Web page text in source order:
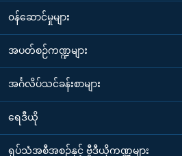
၀န်ဆောင်မှုများ
အပတ်စဉ်ကဏ္ဍများ
အင်္ဂလိပ်သင်ခန်းစာများ
ရေဒီယို
ရုပ်သံအစီအစဉ်နှင့် ဗွီဒီယိုကဏ္ဍများ